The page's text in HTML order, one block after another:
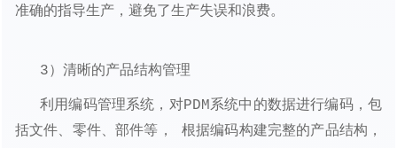
准确的指导生产，避免了生产失误和浪费。
3）清晰的产品结构管理
利用编码管理系统，对PDM系统中的数据进行编码，包
括文件、零件、部件等， 根据编码构建完整的产品结构，